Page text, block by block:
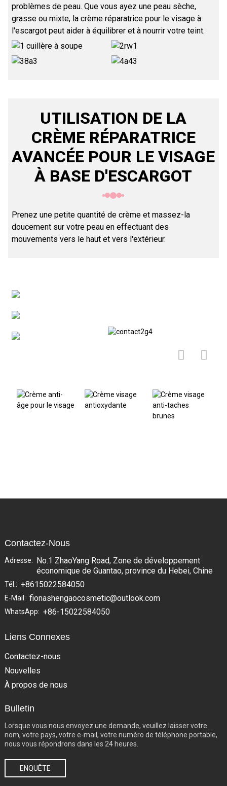
problèmes de peau. Que vous ayez une peau sèche,
grasse ou mixte, la crème réparatrice pour le visage à
l'escargot peut aider à équilibrer et à nourrir votre teint.
UTILISATION DE LA
CRÈME RÉPARATRICE
AVANCÉE POUR LE VISAGE
À BASE D'ESCARGOT
Prenez une petite quantité de crème et massez-la
doucement sur votre peau en effectuant des
mouvements vers le haut et vers l'extérieur.
Contactez-Nous
Adresse: No.1 ZhaoYang Road, Zone de développement
économique de Guantao, province du Hebei, Chine
Tél.: +8615022584050
E-Mail: fionashengaocosmetic@outlook.com
WhatsApp: +86-15022584050
Liens Connexes
Contactez-nous
Nouvelles
À propos de nous
Bulletin
Lorsque vous nous envoyez une demande, veuillez laisser votre
nom, votre pays, votre e-mail, votre numéro de téléphone portable,
nous vous répondrons dans les 24 heures.
ENQUÊTE